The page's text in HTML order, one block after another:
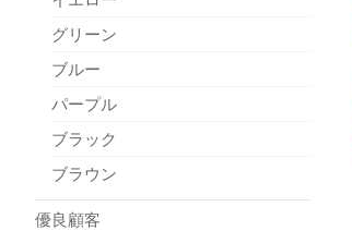
グリーン
ブルー
パープル
ブラック
ブラウン
優良顧客